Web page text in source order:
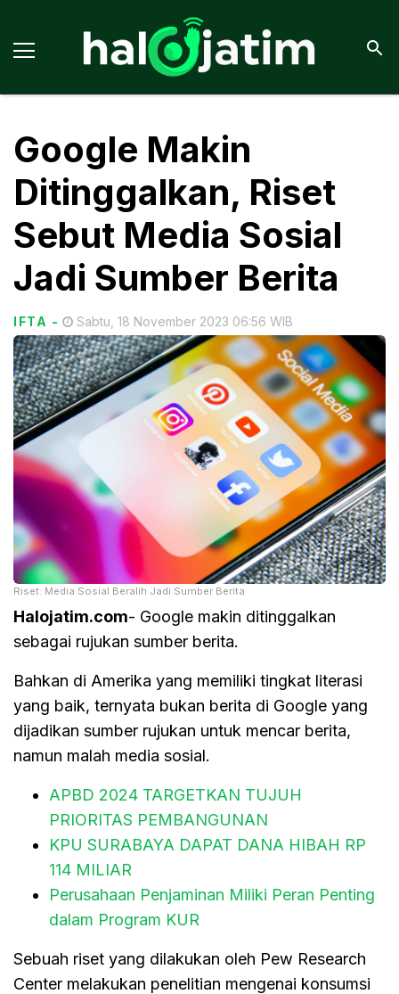
Google Makin
Ditinggalkan, Riset
Sebut Media Sosial
Jadi Sumber Berita
IFTA - Sabtu, 18 November 2023 06:56 WIB
Riset: Media Sosial Beralih Jadi Sumber Berita
Halojatim.com- Google makin ditinggalkan
sebagai rujukan sumber berita.
Bahkan di Amerika yang memiliki tingkat literasi
yang baik, ternyata bukan berita di Google yang
dijadikan sumber rujukan untuk mencar berita,
namun malah media sosial.
APBD 2024 TARGETKAN TUJUH
PRIORITAS PEMBANGUNAN
KPU SURABAYA DAPAT DANA HIBAH RP
114 MILIAR
Perusahaan Penjaminan Miliki Peran Penting
dalam Program KUR
Sebuah riset yang dilakukan oleh Pew Research
Center melakukan penelitian mengenai konsumsi